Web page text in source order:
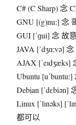
C# (C Sharp) 念
GNU [(g)nuː] 念
GUI [ˈɡui] 念 故意
JAVA [ˈdʒɑːvə]
AJAX
Ubuntu
Debian [ˈdɛbiən]
Linux [ˈlɪnəks]
都可以